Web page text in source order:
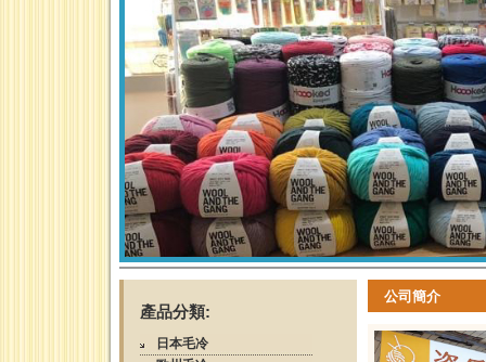
產品分類:
日本毛冷
公司簡介